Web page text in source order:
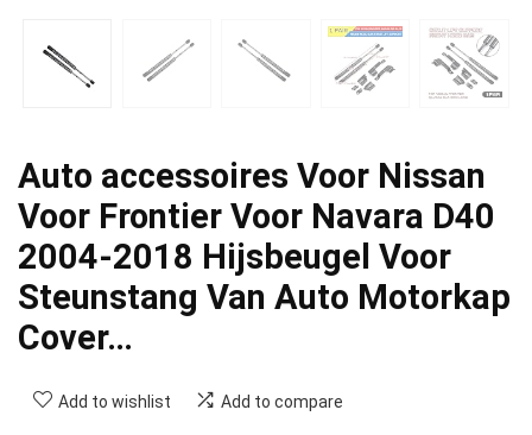
Auto accessoires Voor Nissan
Voor Frontier Voor Navara D40
2004-2018 Hijsbeugel Voor
Steunstang Van Auto Motorkap
Cover…
Add to wishlist Add to compare